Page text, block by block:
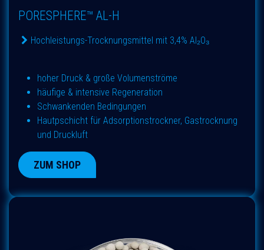
PORESPHERE™ AL-H
Hochleistungs-Trocknungsmittel mit 3,4% Al₂O₃
hoher Druck & große Volumenströme
häufige & intensive Regeneration
Schwankenden Bedingungen
Hautpschicht für Adsorptionstrockner, Gastrocknung
und Druckluft
ZUM SHOP